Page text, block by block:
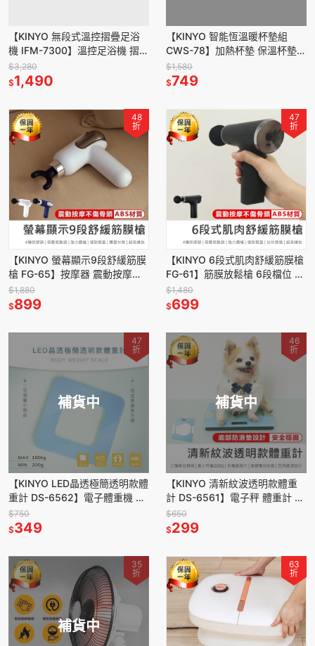
【KINYO 無段式溫控摺疊足浴
機 IFM-7300】溫控足浴機 摺疊
泡腳桶 泡腳機 恆溫泡腳桶 足浴
機 泡腳桶
$3,280
$1,490
【KINYO 智能恆溫暖杯墊組
CWS-78】加熱杯墊 保溫杯墊
恆溫杯墊 暖杯墊 交換禮物 保暖
杯墊 聖誕禮物
$1,580
$749
48
折
【KINYO 螢幕顯示9段舒緩筋膜
槍 FG-65】按摩器 震動按摩槍
按摩槍 筋膜按摩槍 筋膜槍 9段
變速 螢幕顯示
$1,880
$899
47
折
【KINYO 6段式肌肉舒緩筋膜槍
FG-61】筋膜放鬆槍 6段檔位 按
摩槍 按摩器 筋膜器 肌肉按摩槍
電動筋膜槍
$1,480
$699
補貨中
47
折
【KINYO LED晶透極簡透明款體
重計 DS-6562】電子體重機 體
重秤 電子體重秤 體重機 體重計
電子體重器
$750
$349
補貨中
46
折
【KINYO 清新紋波透明款體重
計 DS-6561】電子秤 體重計 電
子磅秤 體重機 體重秤 透明款體
重計
$650
$299
補貨中
35
折
63
折